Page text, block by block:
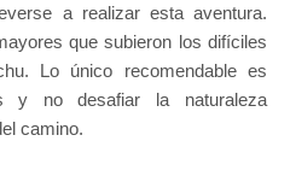
a realizar esta aventura.
que subieron los difíciles
Lo único recomendable es
y no desafiar la naturaleza
camino.